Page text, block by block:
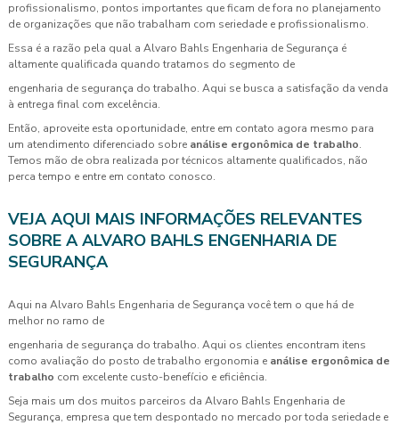
profissionalismo, pontos importantes que ficam de fora no planejamento
de organizações que não trabalham com seriedade e profissionalismo.
Essa é a razão pela qual a Alvaro Bahls Engenharia de Segurança é
altamente qualificada quando tratamos do segmento de
engenharia de segurança do trabalho. Aqui se busca a satisfação da venda
à entrega final com excelência.
Então, aproveite esta oportunidade, entre em contato agora mesmo para
um atendimento diferenciado sobre análise ergonômica de trabalho.
Temos mão de obra realizada por técnicos altamente qualificados, não
perca tempo e entre em contato conosco.
VEJA AQUI MAIS INFORMAÇÕES RELEVANTES
SOBRE A ALVARO BAHLS ENGENHARIA DE
SEGURANÇA
Aqui na Alvaro Bahls Engenharia de Segurança você tem o que há de
melhor no ramo de
engenharia de segurança do trabalho. Aqui os clientes encontram itens
como avaliação do posto de trabalho ergonomia e análise ergonômica de
trabalho com excelente custo-benefício e eficiência.
Seja mais um dos muitos parceiros da Alvaro Bahls Engenharia de
Segurança, empresa que tem despontado no mercado por toda seriedade e